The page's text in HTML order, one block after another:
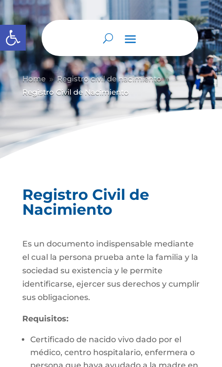
Abrir barra de herramientas
Home 9 Registro civil de nacimiento 9
Registro Civil de Nacimiento
Registro Civil de
Nacimiento
Es un documento indispensable mediante
el cual la persona prueba ante la familia y la
sociedad su existencia y le permite
identificarse, ejercer sus derechos y cumplir
sus obligaciones.
Requisitos:
Certificado de nacido vivo dado por el
médico, centro hospitalario, enfermera o